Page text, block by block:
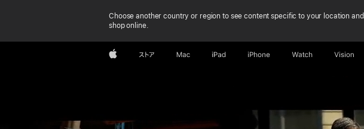
Choose another country or region to see content specific to your location and
shop online.
Appleストア Mac iPad iPhone Watch Vision
Apple at Work